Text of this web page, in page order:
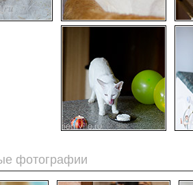
фотографии